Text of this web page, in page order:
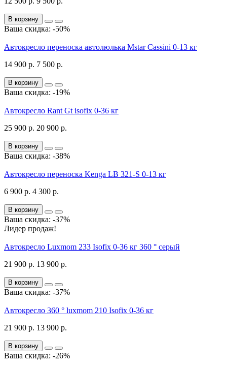
В корзину
Ваша скидка: -50%
Автокресло переноска автолюлька Mstar Cassini 0-13 кг
14 900 р. 7 500 р.
В корзину
Ваша скидка: -19%
Автокресло Rant Gt isofix 0-36 кг
25 900 р. 20 900 р.
В корзину
Ваша скидка: -38%
Автокресло переноска Kenga LB 321-S 0-13 кг
6 900 р. 4 300 р.
В корзину
Ваша скидка: -37%
Лидер продаж!
Автокресло Luxmom 233 Isofix 0-36 кг 360 ° серый
21 900 р. 13 900 р.
В корзину
Ваша скидка: -37%
Автокресло 360 ° luxmom 210 Isofix 0-36 кг
21 900 р. 13 900 р.
В корзину
Ваша скидка: -26%